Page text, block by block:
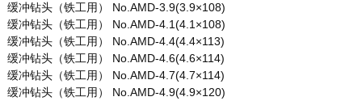
缓冲钻头（铁工用） No.AMD-3.9(3.9×108)
缓冲钻头（铁工用） No.AMD-4.1(4.1×108)
缓冲钻头（铁工用） No.AMD-4.4(4.4×113)
缓冲钻头（铁工用） No.AMD-4.6(4.6×114)
缓冲钻头（铁工用） No.AMD-4.7(4.7×114)
缓冲钻头（铁工用） No.AMD-4.9(4.9×120)